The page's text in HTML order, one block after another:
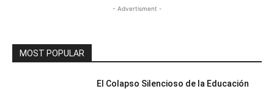
- Advertisment -
MOST POPULAR
El Colapso Silencioso de la Educación